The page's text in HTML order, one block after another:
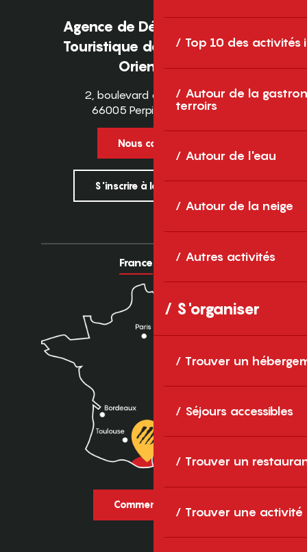
Top 10 des activités
Autour de la
terroirs
Autour de l'eau
Autour de la neige
Autres activités
S'organiser
Trouver un
Séjours accessibles
Trouver un
Trouver une activité
Agence de Développement
Touristique des Pyrénées-
Orientales
2, boulevard des Pyrénées
66005 Perpignan Cedex
Nous contacter
S'inscrire à la newsletter
France Europe
Comment venir ?